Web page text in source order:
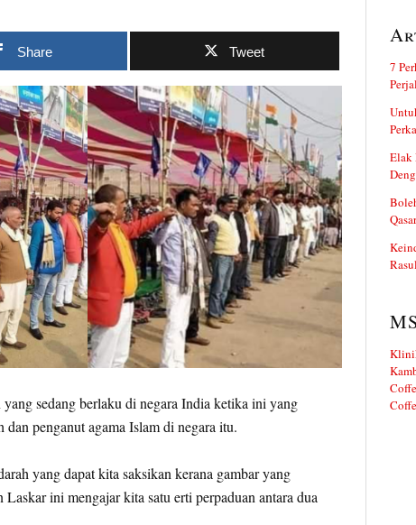
Share Tweet
sedang berlaku di negara India ketika ini yang
penganut agama Islam di negara itu.
yang dapat kita saksikan kerana gambar yang
ini mengajar kita satu erti perpaduan antara dua
7
Elak